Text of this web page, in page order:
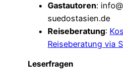
Gastautoren:
suedostasien.de
Reiseberatung:
Reiseberatung via
Leserfragen